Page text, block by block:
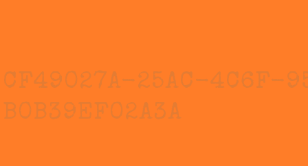
CF49027A-25AC-4C6F-
B0B39EF02A3A